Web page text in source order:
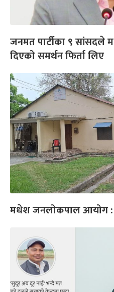
जनमत पार्टीका ९ सांसदले
दिएको समर्थन फिर्ता लिए
मधेश जनलोकपाल आयोग :